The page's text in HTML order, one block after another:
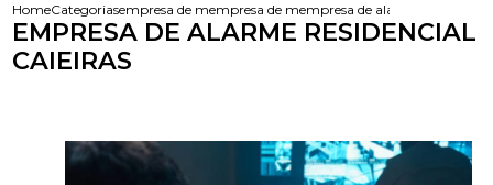
HomeCategoriasempresa de monitoramento de alarmes
empresa de monitoramento de alarme
empresa de alarme residencial
EMPRESA DE ALARME RESIDENCIAL
CAIEIRAS